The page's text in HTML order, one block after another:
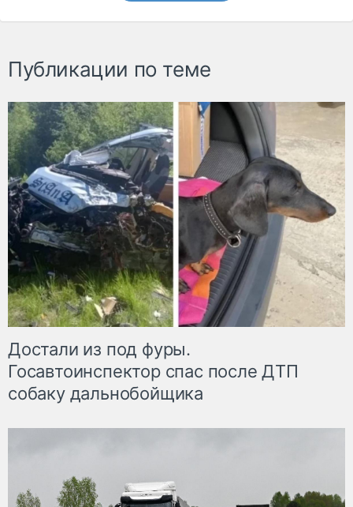
Публикации по теме
Достали из под фуры.
Госавтоинспектор спас после ДТП
собаку дальнобойщика